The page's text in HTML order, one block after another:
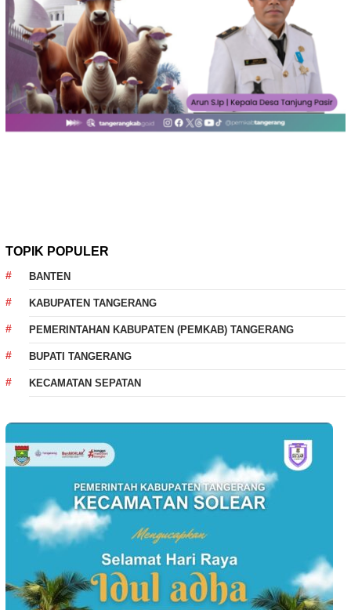
TOPIK POPULER
BANTEN
KABUPATEN TANGERANG
PEMERINTAHAN KABUPATEN (PEMKAB) TANGERANG
BUPATI TANGERANG
KECAMATAN SEPATAN